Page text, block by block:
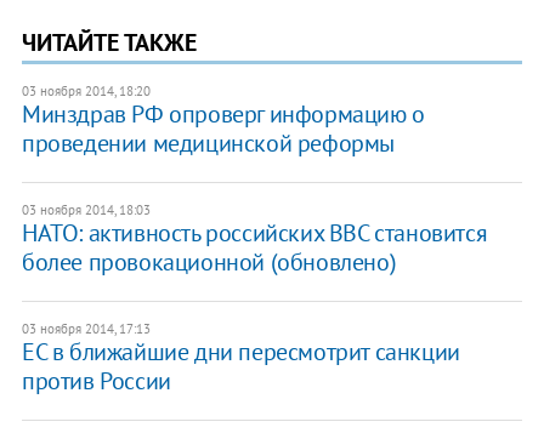
ЧИТАЙТЕ ТАКЖЕ
03 ноября 2014, 18:20
Минздрав РФ опроверг информацию о
проведении медицинской реформы
03 ноября 2014, 18:03
​НАТО: активность российских ВВС становится
более провокационной (обновлено)
03 ноября 2014, 17:13
ЕС в ближайшие дни пересмотрит санкции
против России